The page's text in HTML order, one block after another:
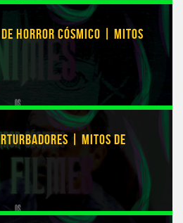
HORROR CÓSMICO | MITOS
| MITOS DE